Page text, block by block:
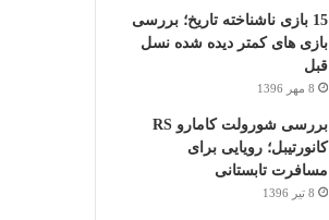
15 بازی ناشناخته تاریخ؛ بررسی
بازی های کمتر دیده شده نسل
قبل
8 مهر 1396
بررسی شورولت کامارو RS
کانورتیبل؛ رویایی برای
مسافرت تابستانی
8 تیر 1396